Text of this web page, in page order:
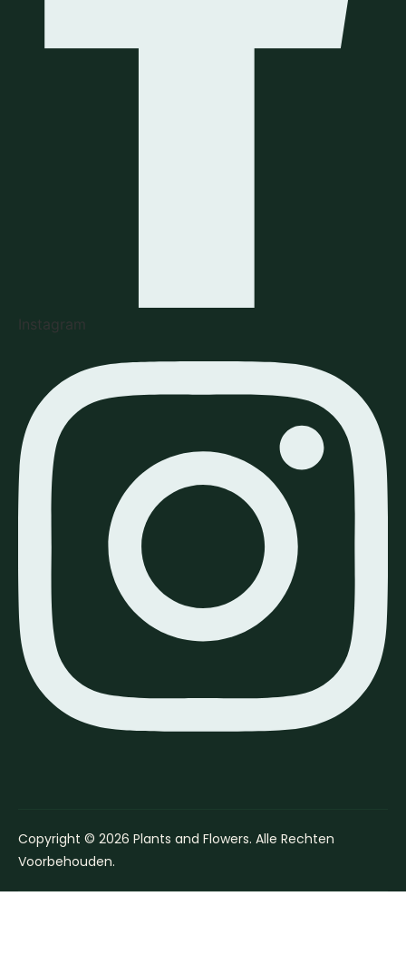
Instagram
Copyright © 2026 Plants and Flowers. Alle Rechten
Voorbehouden.